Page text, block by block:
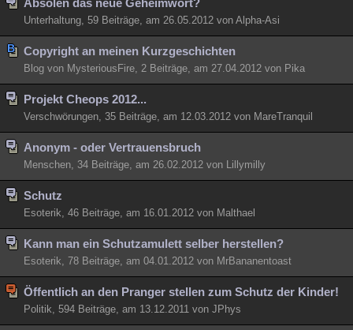
Absolen das neue Geheimwort?
Unterhaltung, 59 Beiträge, am 26.05.2012 von Alpha-Asi
Copyright an meinen Kurzgeschichten
Blog von MysteriousFire, 2 Beiträge, am 27.04.2012 von Pika
Projekt Cheops 2012...
Verschwörungen, 35 Beiträge, am 12.03.2012 von MareTranquil
Anonym - oder Vertrauensbruch
Menschen, 34 Beiträge, am 26.02.2012 von Lillymilly
Schutz
Esoterik, 46 Beiträge, am 16.01.2012 von Malthael
Kann man ein Schutzamulett selber herstellen?
Esoterik, 78 Beiträge, am 04.01.2012 von MrBananentoast
Öffentlich an den Pranger stellen zum Schutz der Kinder!
Politik, 594 Beiträge, am 13.12.2011 von JPhys